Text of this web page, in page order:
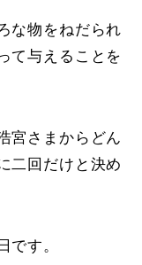
な物をねだられ
て与えることを
宮さまからどん
二回だけと決め
です。